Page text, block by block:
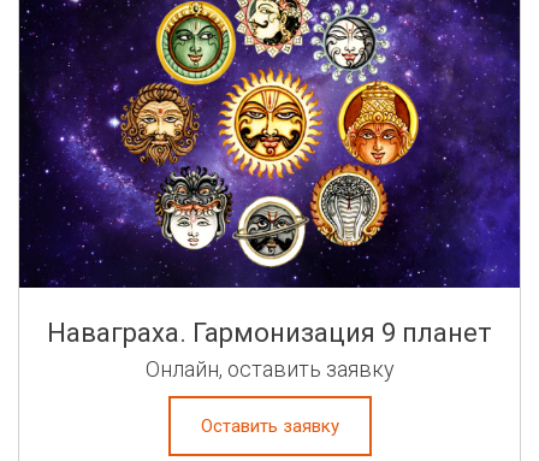
Наваграха. Гармонизация 9 планет
Онлайн, оставить заявку
Оставить заявку